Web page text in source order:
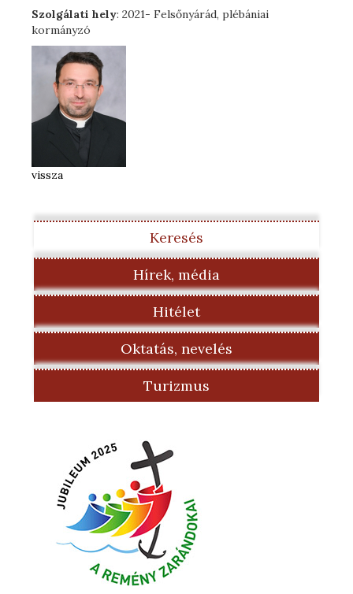
Szolgálati hely: 2021- Felsőnyárád, plébániai
kormányzó
vissza
Keresés
Hírek, média
Hitélet
Oktatás, nevelés
Turizmus